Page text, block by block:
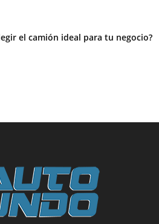
el camión ideal para tu negocio?